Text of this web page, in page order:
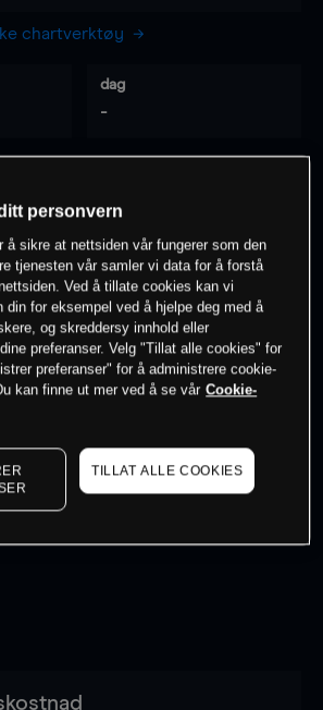
chartverktøy
dag
-
-
erpå dette instrumentet
Søk om konto
Log in
personvern
å sikre at nettsiden vår fungerer som den
tjenesten vår samler vi data for å forstå
Ved å tillate cookies kan vi
din for eksempel ved å hjelpe deg med å
og skreddersy innhold eller
preferanser. Velg "Tillat alle cookies" for
preferanser" for å administrere cookie-
kan finne ut mer ved å se vår Cookie-
TILLAT ALLE COOKIES